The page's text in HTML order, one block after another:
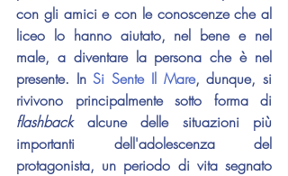
con gli amici e con le conoscenze che al
liceo lo hanno aiutato, nel bene e nel
male, a diventare la persona che è nel
presente. In Si Sente Il Mare, dunque, si
flashback alcune delle situazioni più
importanti dell'adolescenza del
protagonista, un periodo di vita segnato